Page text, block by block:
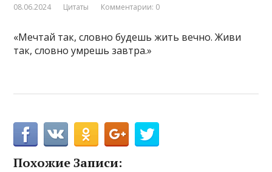
08.06.2024 Цитаты Комментарии: 0
«Мечтай так, словно будешь жить вечно. Живи
так, словно умрешь завтра.»
Похожие Записи: